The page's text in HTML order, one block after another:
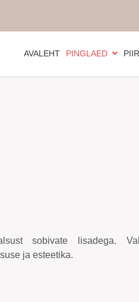
AVALEHT PINGLAED
sobivate lisadega.
ja esteetika.